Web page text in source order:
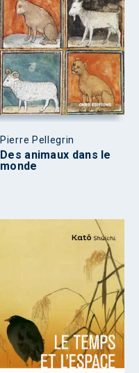
Pierre Pellegrin
Des animaux dans le
monde